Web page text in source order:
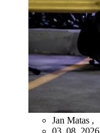
Jan Matas ,
03. 08. 2026